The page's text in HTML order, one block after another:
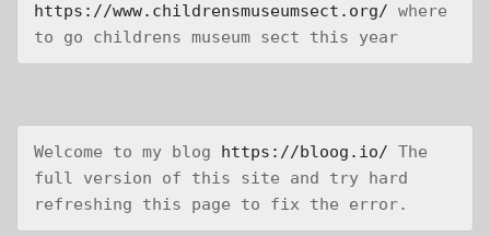
https://www.childrensmuseumsect.org/ where
to go childrens museum sect this year
Welcome to my blog https://bloog.io/ The
full version of this site and try hard
refreshing this page to fix the error.